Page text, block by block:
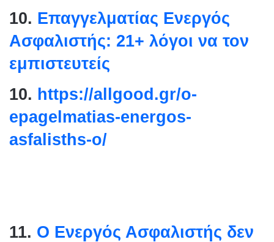
10. Επαγγελματίας Ενεργός
Ασφαλιστής: 21+ λόγοι να τον
εμπιστευτείς
10. https://allgood.gr/o-
epagelmatias-energos-
asfalisths-o/
11. Ο Ενεργός Ασφαλιστής δεν